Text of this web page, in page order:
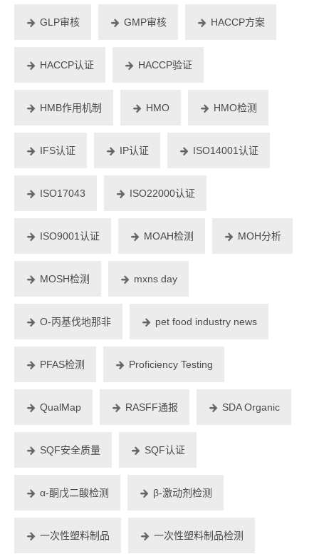
GLP审核 GMP审核 HACCP方案
HACCP认证 HACCP验证
HMB作用机制 HMO HMO检测
IFS认证 IP认证 ISO14001认证
ISO17043 ISO22000认证
ISO9001认证 MOAH检测 MOH分析
MOSH检测 mxns day
O-丙基伐地那非 pet food industry news
PFAS检测 Proficiency Testing
QualMap RASFF通报 SDA Organic
SQF安全质量 SQF认证
α-酮戊二酸检测 β-激动剂检测
一次性塑料制品 一次性塑料制品检测